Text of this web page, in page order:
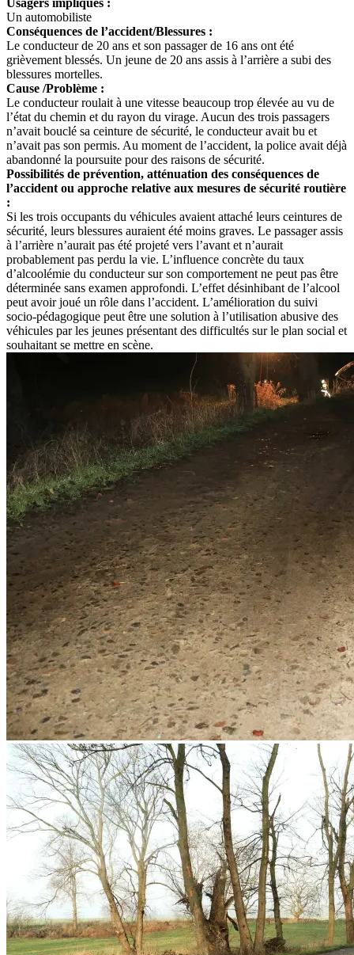
Usagers impliqués :
Un automobiliste
Conséquences de l’accident/Blessures :
Le conducteur de 20 ans et son passager de 16 ans ont été
grièvement blessés. Un jeune de 20 ans assis à l’arrière a subi des
blessures mortelles.
Cause /Problème :
Le conducteur roulait à une vitesse beaucoup trop élevée au vu de
l’état du chemin et du rayon du virage. Aucun des trois passagers
n’avait bouclé sa ceinture de sécurité, le conducteur avait bu et
n’avait pas son permis. Au moment de l’accident, la police avait déjà
abandonné la poursuite pour des raisons de sécurité.
Possibilités de prévention, atténuation des conséquences de
l’accident ou approche relative aux mesures de sécurité routière
:
Si les trois occupants du véhicules avaient attaché leurs ceintures de
sécurité, leurs blessures auraient été moins graves. Le passager assis
à l’arrière n’aurait pas été projeté vers l’avant et n’aurait
probablement pas perdu la vie. L’influence concrète du taux
d’alcoolémie du conducteur sur son comportement ne peut pas être
déterminée sans examen approfondi. L’effet désinhibant de l’alcool
peut avoir joué un rôle dans l’accident. L’amélioration du suivi
socio-pédagogique peut être une solution à l’utilisation abusive des
véhicules par les jeunes présentant des difficultés sur le plan social et
souhaitant se mettre en scène.